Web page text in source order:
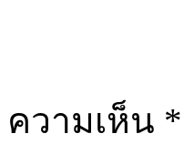
ความเห็น *